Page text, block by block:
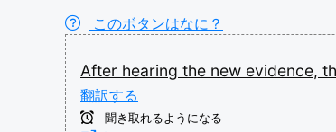
このボタンはなに？
After hearing the new evidence,
翻訳する
聞き取れるようになる